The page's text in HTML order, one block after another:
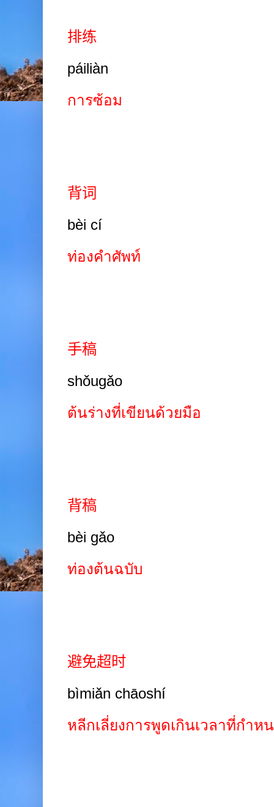
排练
páiliàn
การซ้อม
背词
bèi cí
ท่องคำศัพท์
手稿
shǒugǎo
ต้นร่างที่เขียนด้วยมือ
背稿
bèi gǎo
ท่องต้นฉบับ
避免超时
bìmiǎn chāoshí
หลีกเลี่ยงการพูดเกินเวลาที่กำห